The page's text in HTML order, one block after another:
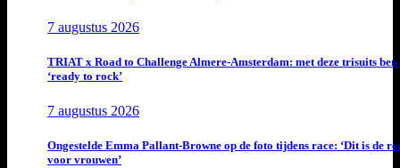
7 augustus 2026
TRIAT x Road to Challenge Almere-Amsterdam: met deze trisuits ben
‘ready to rock’
7 augustus 2026
Ongestelde Emma Pallant-Browne op de foto tijdens race: ‘Dit is de
voor vrouwen’